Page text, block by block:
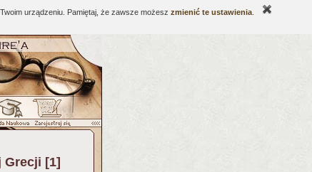
urządzeniu. Pamiętaj, że zawsze możesz zmienić te ustawienia
[1]